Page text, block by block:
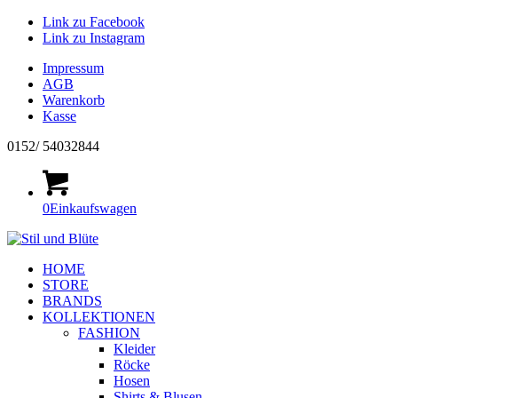
Link zu Facebook
Link zu Instagram
Impressum
AGB
Warenkorb
Kasse
0152/ 54032844
0Einkaufswagen
HOME
STORE
BRANDS
KOLLEKTIONEN
FASHION
Kleider
Röcke
Hosen